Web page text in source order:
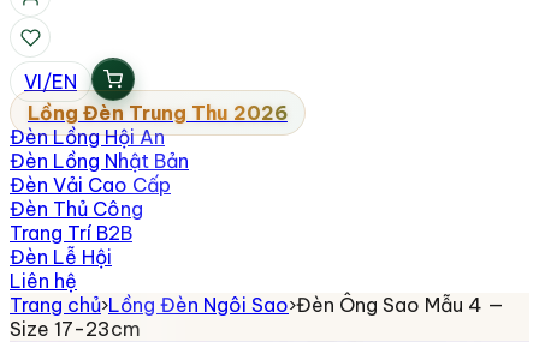
VI/EN
Lồng Đèn Trung Thu 2026
Đèn Lồng Hội An
Đèn Lồng Nhật Bản
Đèn Vải Cao Cấp
Đèn Thủ Công
Trang Trí B2B
Đèn Lễ Hội
Liên hệ
Trang chủ›Lồng Đèn Ngôi Sao›Đèn Ông Sao Mẫu 4 —
Size 17-23cm